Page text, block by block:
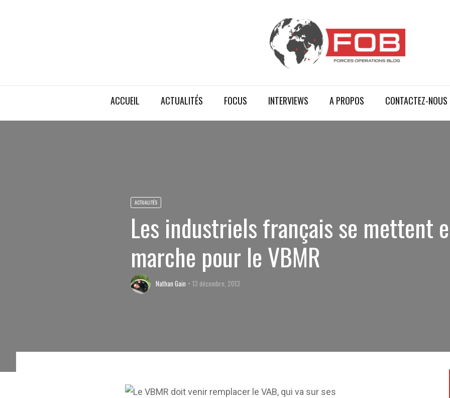
ACCUEIL ACTUALITÉS FOCUS INTERVIEWS A PROPOS CONTACTEZ-NOUS
ACTUALITÉS
Les industriels français se mettent
marche pour le VBMR
Nathan Gain 13 décembre, 2013